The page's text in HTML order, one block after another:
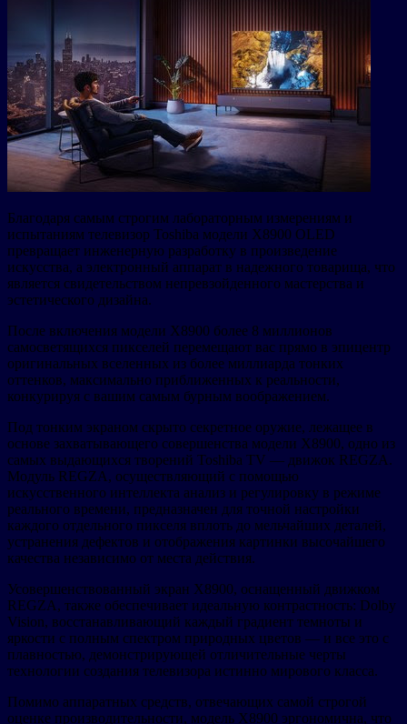
Благодаря самым строгим лабораторным измерениям и
испытаниям телевизор Toshiba модели X8900 OLED
превращает инженерную разработку в произведение
искусства, а электронный аппарат в надежного товарища, что
является свидетельством непревзойденного мастерства и
эстетического дизайна.
После включения модели X8900 более 8 миллионов
самосветящихся пикселей перемещают вас прямо в эпицентр
оригинальных вселенных из более миллиарда тонких
оттенков, максимально приближенных к реальности,
конкурируя с вашим самым бурным воображением.
Под тонким экраном скрыто секретное оружие, лежащее в
основе захватывающего совершенства модели X8900, одно из
самых выдающихся творений Toshiba TV — движок REGZA.
Модуль REGZA, осуществляющий с помощью
искусственного интеллекта анализ и регулировку в режиме
реального времени, предназначен для точной настройки
каждого отдельного пикселя вплоть до мельчайших деталей,
устранения дефектов и отображения картинки высочайшего
качества независимо от места действия.
Усовершенствованный экран X8900, оснащенный движком
REGZA, также обеспечивает идеальную контрастность: Dolby
Vision, восстанавливающий каждый градиент темноты и
яркости с полным спектром природных цветов — и все это с
плавностью, демонстрирующей отличительные черты
технологии создания телевизора истинно мирового класса.
Помимо аппаратных средств, отвечающих самой строгой
оценке производительности, модель X8900 эргономична, что